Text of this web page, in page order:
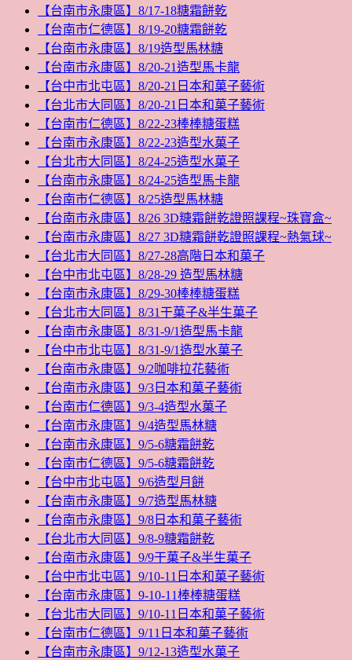
【台南市永康區】8/17-18糖霜餅乾
【台南市仁德區】8/19-20糖霜餅乾
【台南市永康區】8/19造型馬林糖
【台南市永康區】8/20-21造型馬卡龍
【台中市北屯區】8/20-21日本和菓子藝術
【台北市大同區】8/20-21日本和菓子藝術
【台南市仁德區】8/22-23棒棒糖蛋糕
【台南市永康區】8/22-23造型水菓子
【台北市大同區】8/24-25造型水菓子
【台南市永康區】8/24-25造型馬卡龍
【台南市仁德區】8/25造型馬林糖
【台南市永康區】8/26 3D糖霜餅乾證照課程~珠寶盒~
【台南市永康區】8/27 3D糖霜餅乾證照課程~熱氣球~
【台北市大同區】8/27-28高階日本和菓子
【台中市北屯區】8/28-29 造型馬林糖
【台南市永康區】8/29-30棒棒糖蛋糕
【台北市大同區】8/31干菓子&半生菓子
【台南市永康區】8/31-9/1造型馬卡龍
【台中市北屯區】8/31-9/1造型水菓子
【台南市永康區】9/2咖啡拉花藝術
【台南市永康區】9/3日本和菓子藝術
【台南市仁德區】9/3-4造型水菓子
【台南市永康區】9/4造型馬林糖
【台南市永康區】9/5-6糖霜餅乾
【台南市仁德區】9/5-6糖霜餅乾
【台中市北屯區】9/6造型月餅
【台南市永康區】9/7造型馬林糖
【台南市永康區】9/8日本和菓子藝術
【台北市大同區】9/8-9糖霜餅乾
【台南市永康區】9/9干菓子&半生菓子
【台中市北屯區】9/10-11日本和菓子藝術
【台南市永康區】9-10-11棒棒糖蛋糕
【台北市大同區】9/10-11日本和菓子藝術
【台南市仁德區】9/11日本和菓子藝術
【台南市永康區】9/12-13造型水菓子